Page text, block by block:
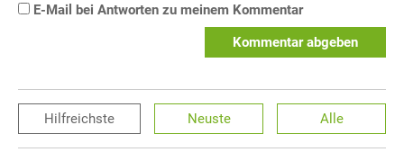
E-Mail bei Antworten zu meinem Kommentar
Kommentar abgeben
Hilfreichste Neuste Alle